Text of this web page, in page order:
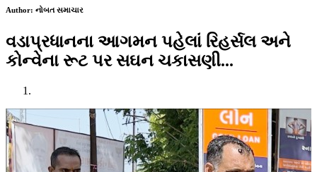
Author: નોબત સમાચાર
વડાપ્રધાનના આગમન પહેલાં રિહર્સલ અને
કોન્વેના રૂટ પર સઘન ચકાસણી...